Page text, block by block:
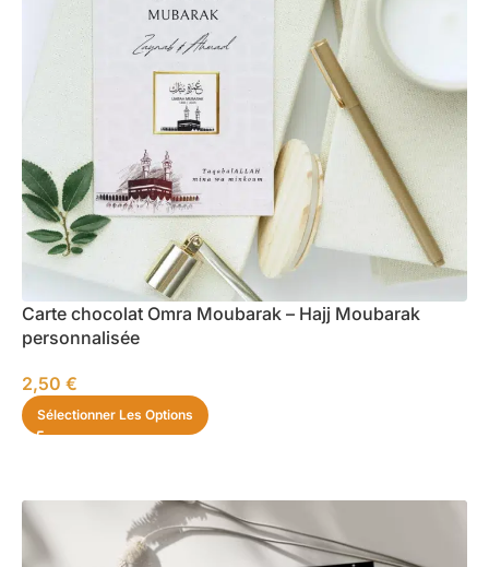
Carte chocolat Omra Moubarak – Hajj Moubarak
personnalisée
2,50 €
Sélectionner Les Options